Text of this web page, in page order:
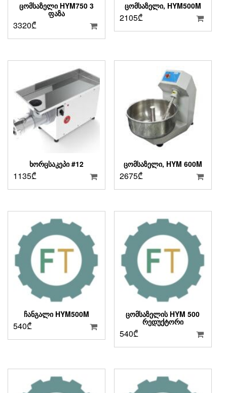
ᲪᲝᲛᲡᲐᲖᲔᲚᲘ HYM750 3
ᲤᲐᲖᲐ
3320₾
ᲪᲝᲛᲡᲐᲖᲔᲚᲘ, HYM500M
2105₾
ᲮᲝᲠᲪᲡᲐᲙᲔᲞᲘ #12
1135₾
ᲪᲝᲛᲡᲐᲖᲔᲚᲘ, HYM 600M
2675₾
ᲩᲐᲜᲒᲐᲚᲘ HYM500M
540₾
ᲪᲝᲛᲡᲐᲖᲔᲚᲘᲡ HYM 500
ᲠᲔᲓᲣᲥᲢᲝᲠᲘ
540₾